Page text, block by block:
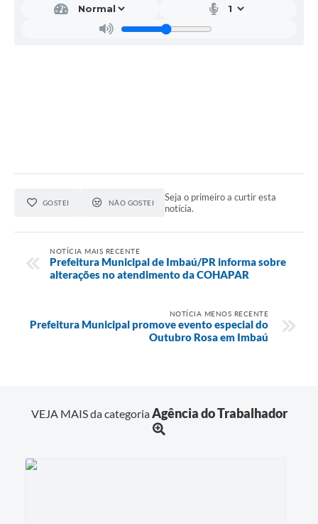
GOSTEI NÃO GOSTEI
Seja o primeiro a curtir esta
notícia.
NOTÍCIA MAIS RECENTE
Prefeitura Municipal de Imbaú/PR informa sobre
alterações no atendimento da COHAPAR
NOTÍCIA MENOS RECENTE
Prefeitura Municipal promove evento especial do
Outubro Rosa em Imbaú
VEJA MAIS da categoriaAgência do Trabalhador